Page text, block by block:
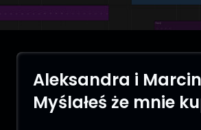
Aleksandra i
Myślałeś że mnie